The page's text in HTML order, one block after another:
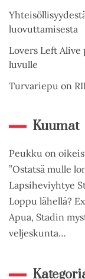
luovuttamisesta
Lovers Left
luvulle
Turvariepu on
Kuumat
Peukku on
”Ostatsä mulle
Lapsiheviyhtye
Loppu lähellä?
Apua, Stadin
veljeskunta…